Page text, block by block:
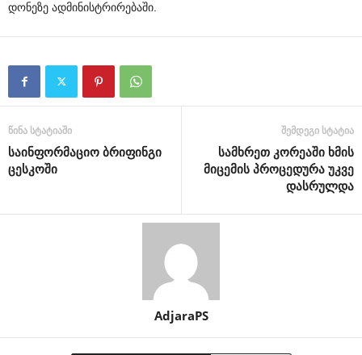
დონეზე ადმინისტრირებაში.
წინა სტატიაში
საინფორმაციო ბრიფინგი
ცესკოში
შემდეგი სტატია
სამხრეთ კორეაში ხმის
მიცემის პროცედურა უკვე
დასრულდა
AdjaraPS